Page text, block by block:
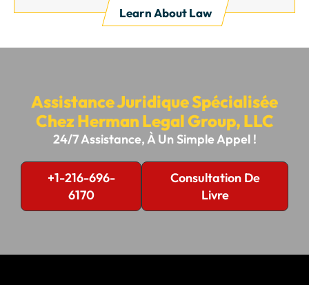
Learn About Law
Assistance Juridique Spécialisée
Chez Herman Legal Group, LLC
24/7 Assistance, À Un Simple Appel !
+1-216-696-
6170
Consultation De
Livre